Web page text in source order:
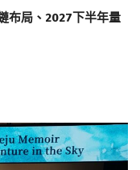
布局、2027下半年量